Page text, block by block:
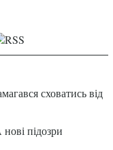
сховатись від
підозри